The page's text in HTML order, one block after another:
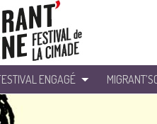
ENGAGÉ